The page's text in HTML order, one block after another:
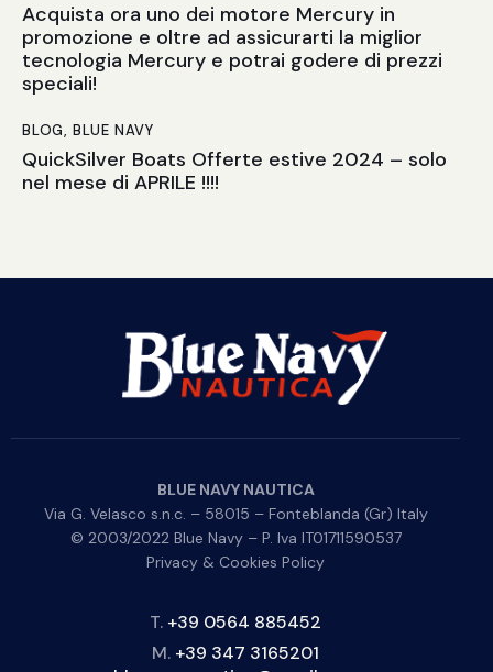
Acquista ora uno dei motore Mercury in
promozione e oltre ad assicurarti la miglior
tecnologia Mercury e potrai godere di prezzi
speciali!
BLOG, BLUE NAVY
QuickSilver Boats Offerte estive 2024 – solo
nel mese di APRILE !!!!
BLUE NAVY NAUTICA
Via G. Velasco s.n.c. – 58015 – Fonteblanda (Gr) Italy
© 2003/2022 Blue Navy – P. Iva IT01711590537
Privacy & Cookies Policy
T. +39 0564 885452
M. +39 347 3165201